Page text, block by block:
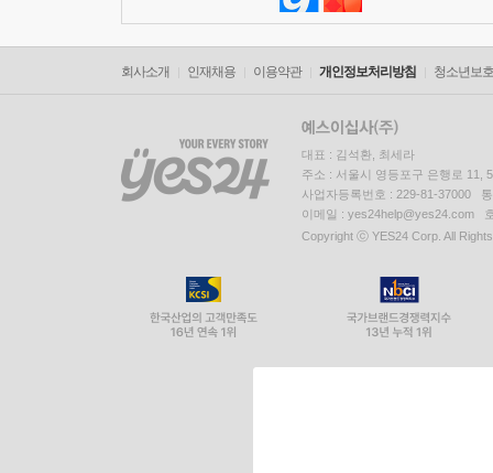
회사소개 인재채용 이용약관 개인정보처리방침 청소년보
대표 : 김석환, 최세라
주소 : 서울시 영등포구 은행로 11,
사업자등록번호 : 229-81-37000
이메일 : yes24help@yes24.com
Copyright ⓒ YES24 Corp. All